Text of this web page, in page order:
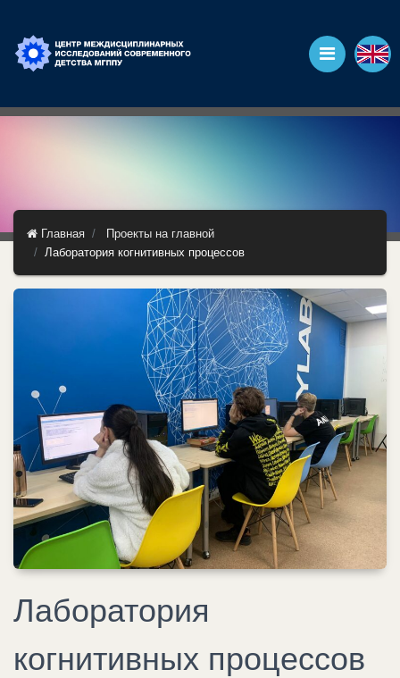
Главная
Проекты на главной
Лаборатория когнитивных процессов
Лаборатория
когнитивных процессов